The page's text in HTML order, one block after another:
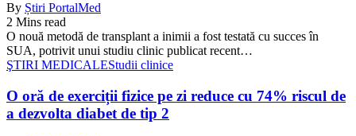
By Știri PortalMed
2 Mins read
O nouă metodă de transplant a inimii a fost testată cu succes în
SUA, potrivit unui studiu clinic publicat recent…
ŞTIRI MEDICALEStudii clinice
O oră de exerciții fizice pe zi reduce cu 74% riscul de
a dezvolta diabet de tip 2